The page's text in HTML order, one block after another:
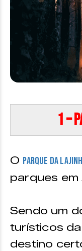
1 –
O Parque da
parques em
Sendo um
turísticos
destino